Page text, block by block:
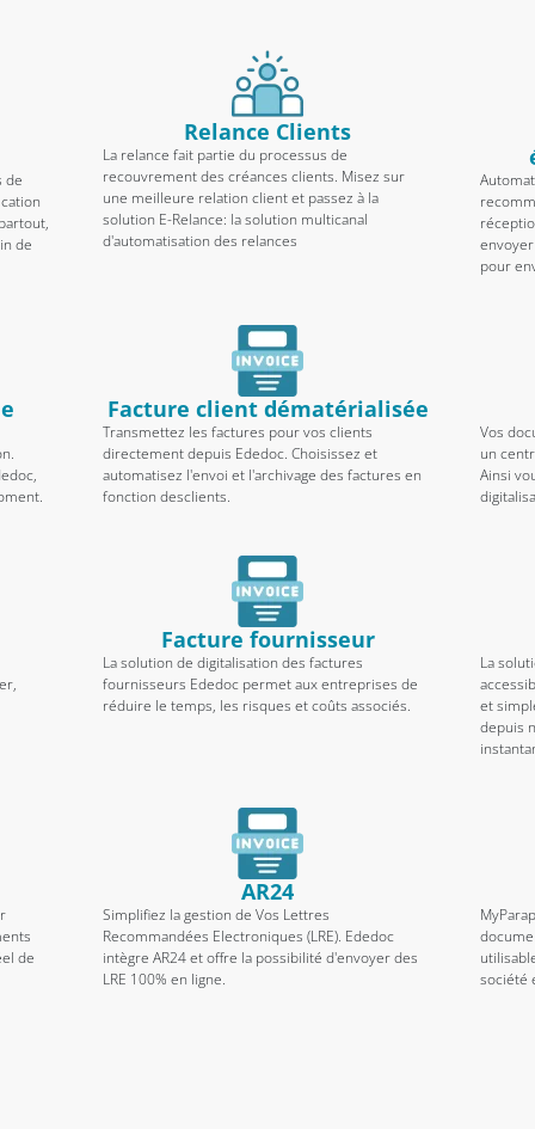
de
de
Relance Clients
La relance fait partie du processus de
recouvrement des créances clients. Misez sur
une meilleure relation client et passez à la
solution E-Relance: la solution multicanal
d'automatisation des relances
envoyer
pour
Facture client dématérialisée
Transmettez les factures pour vos clients
directement depuis Ededoc. Choisissez et
automatisez l'envoi et l'archivage des factures en
fonction desclients.
Vos
un
Ainsi
Facture fournisseur
La solution de digitalisation des factures
fournisseurs Ededoc permet aux entreprises de
réduire le temps, les risques et coûts associés.
La
et
depuis
de
AR24
Simplifiez la gestion de Vos Lettres
Recommandées Electroniques (LRE). Ededoc
intègre AR24 et offre la possibilité d'envoyer des
LRE 100% en ligne.
société